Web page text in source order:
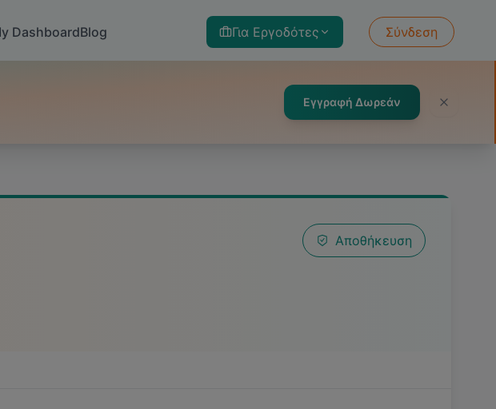
DashboardBlog Για Εργοδότες Σύνδεση
Εγγραφή Δωρεάν
Αποθήκευση